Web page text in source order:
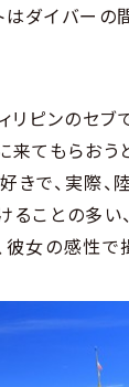
はダイバーの
リピンのセ
来てもらおう
きで、実際、
ことの多い
彼女の感性で